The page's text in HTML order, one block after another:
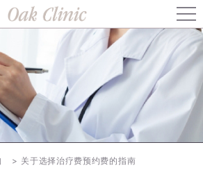
疹抗体检测・疫苗接种费用补助」的通知
（自2026年8月1日起）
关于选择治疗费预约费的指南